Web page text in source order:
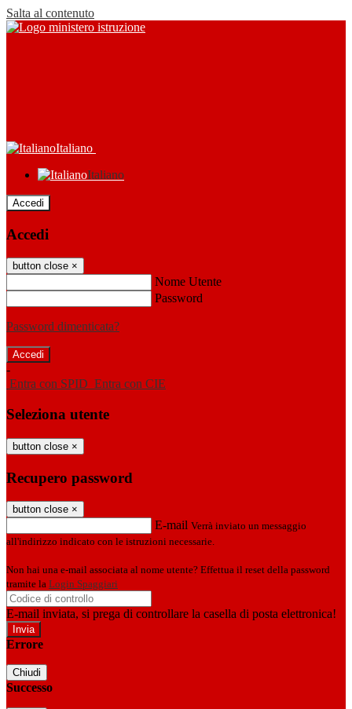
Salta al contenuto
Italiano
Italiano
Accedi
Accedi
button close ×
Nome Utente
Password
Password dimenticata?
-
Entra con SPID Entra con CIE
Seleziona utente
button close ×
Recupero password
button close ×
E-mail Verrà inviato un messaggio
all'indirizzo indicato con le istruzioni necessarie.
Non hai una e-mail associata al nome utente? Effettua il reset della password
tramite la Login Spaggiari
E-mail inviata, si prega di controllare la casella di posta elettronica!
Errore
Chiudi
Successo